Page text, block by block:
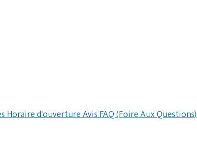
Horaire d'ouvertureAvisFAQ (Foire Aux Questions)